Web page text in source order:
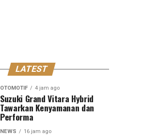
LATEST
OTOMOTIF 4 jam ago
Suzuki Grand Vitara Hybrid
Tawarkan Kenyamanan dan
Performa
NEWS 16 jam ago